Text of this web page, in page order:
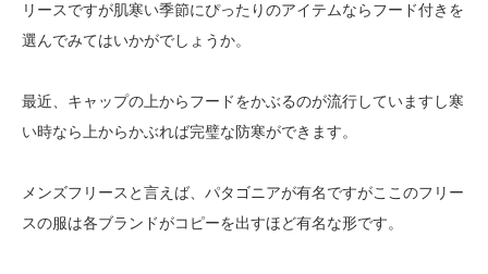
リースですが肌寒い季節にぴったりのアイテムならフード付きを
選んでみてはいかがでしょうか。
最近、キャップの上からフードをかぶるのが流行していますし寒
い時なら上からかぶれば完璧な防寒ができます。
メンズフリースと言えば、パタゴニアが有名ですがここのフリー
スの服は各ブランドがコピーを出すほど有名な形です。